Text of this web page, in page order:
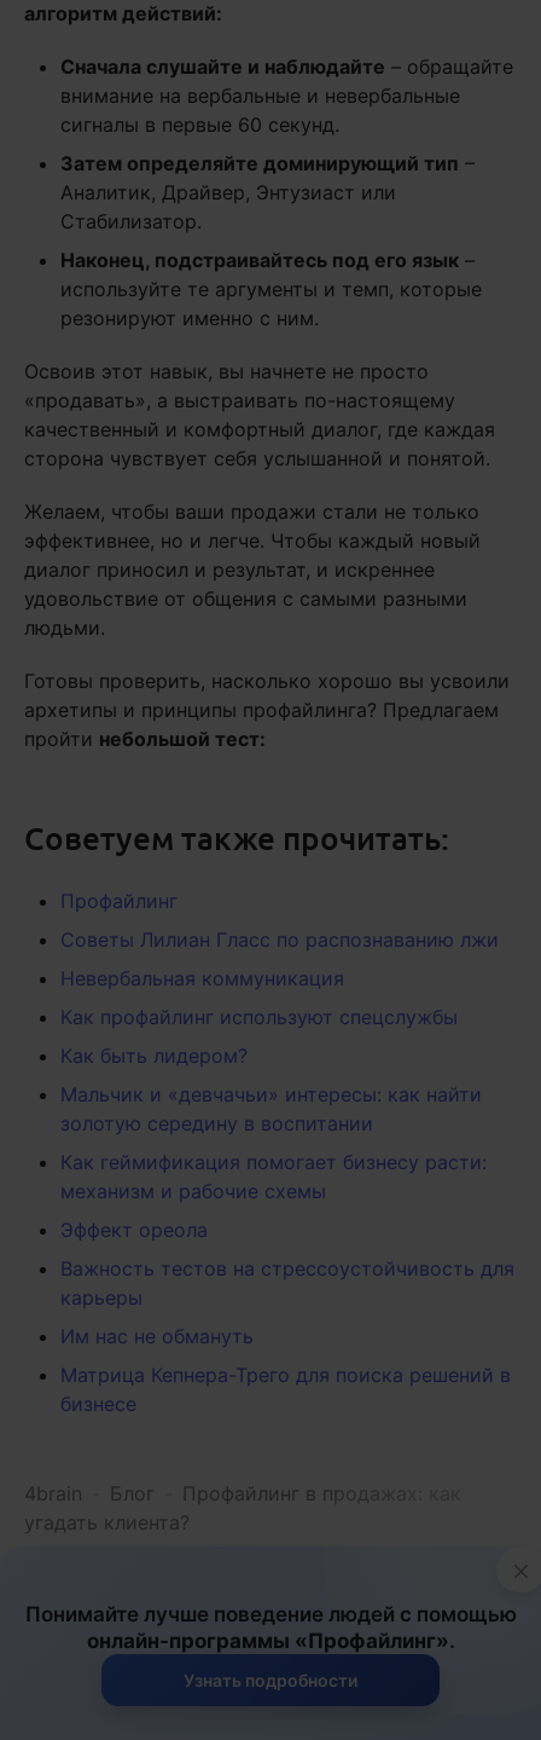
алгоритм действий:
Сначала слушайте и наблюдайте – обращайте
внимание на вербальные и невербальные
сигналы в первые 60 секунд.
Затем определяйте доминирующий тип –
Аналитик, Драйвер, Энтузиаст или
Стабилизатор.
Наконец, подстраивайтесь под его язык –
используйте те аргументы и темп, которые
резонируют именно с ним.
Освоив этот навык, вы начнете не просто
«продавать», а выстраивать по-настоящему
качественный и комфортный диалог, где каждая
сторона чувствует себя услышанной и понятой.
Желаем, чтобы ваши продажи стали не только
эффективнее, но и легче. Чтобы каждый новый
диалог приносил и результат, и искреннее
удовольствие от общения с самыми разными
людьми.
Готовы проверить, насколько хорошо вы усвоили
архетипы и принципы профайлинга? Предлагаем
пройти небольшой тест:
Советуем также прочитать:
Профайлинг
Советы Лилиан Гласс по распознаванию лжи
Невербальная коммуникация
Как профайлинг используют спецслужбы
Как быть лидером?
Мальчик и «девчачьи» интересы: как найти
золотую середину в воспитании
Как геймификация помогает бизнесу расти:
механизм и рабочие схемы
Эффект ореола
Важность тестов на стрессоустойчивость для
карьеры
Им нас не обмануть
Матрица Кепнера-Трего для поиска решений в
бизнесе
4brain Блог
Профайлинг в продажах: как
угадать клиента?
21.02.2026
×
Понимайте лучше поведение людей с помощью
онлайн-программы «Профайлинг».
Узнать подробности